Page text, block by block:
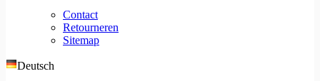
Contact
Retourneren
Sitemap
Deutsch